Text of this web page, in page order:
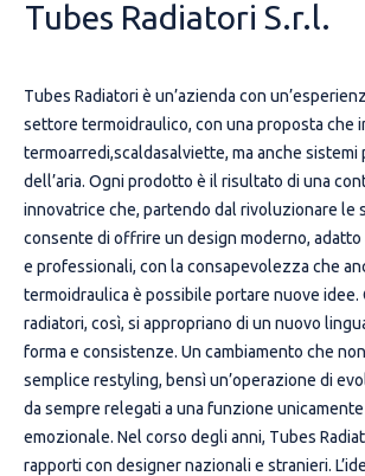
Tubes Radiatori S.r.l.
Tubes Radiatori è un’azienda con
settore termoidraulico, con una proposta che
termoarredi,scaldasalviette, ma anche
dell’aria. Ogni prodotto è il risultato di una
innovatrice che, partendo dal rivoluzionare le
consente di offrire un design moderno,
e professionali, con la consapevolezza che
termoidraulica è possibile portare nuove idee.
radiatori, così, si appropriano di un nuovo
forma e consistenze. Un cambiamento che
semplice restyling, bensì un’operazione di
da sempre relegati a una funzione
emozionale. Nel corso degli anni, Tubes
rapporti con designer nazionali e stranieri.